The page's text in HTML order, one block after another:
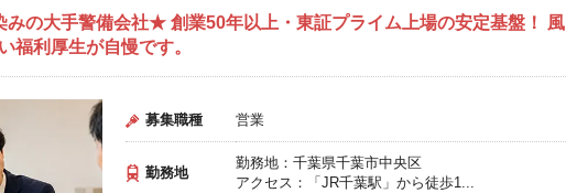
の大手警備会社★ 創業50年以上・東証プライム上場の安定基盤！ 風
福利厚生が自慢です。
募集職種 営業
勤務地
勤務地：千葉県千葉市中央区
アクセス：「JR千葉駅」から徒歩1...